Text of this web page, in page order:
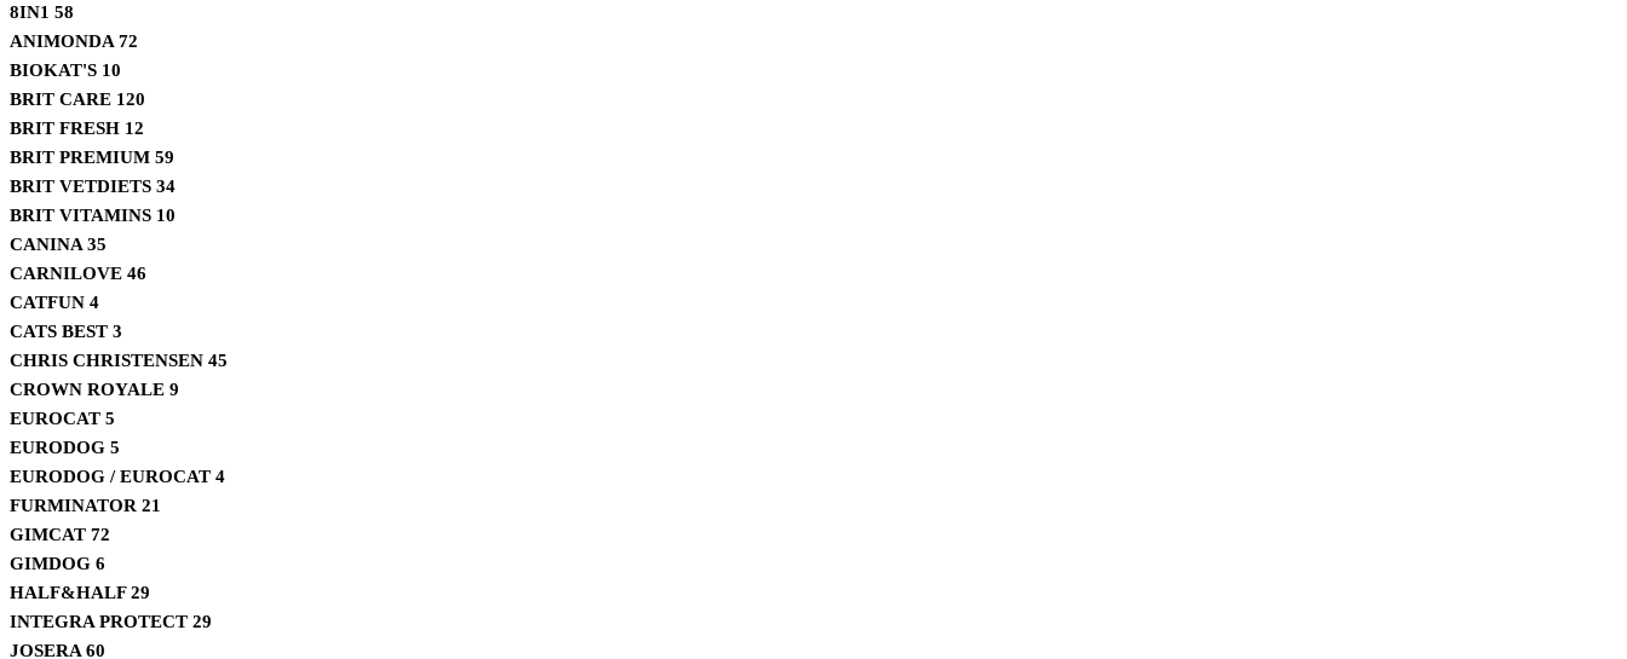
8IN1 58
ANIMONDA72
BIOKAT'S 10
BRIT CARE 120
BRIT FRESH 12
BRIT PREMIUM 59
BRIT VETDIETS 34
BRIT VITAMINS 10
CANINA35
CARNILOVE 46
CATFUN 4
CATS BEST 3
CHRIS CHRISTENSEN 45
CROWN ROYALE 9
EUROCAT 5
EURODOG 5
EURODOG / EUROCAT 4
FURMINATOR 21
GIMCAT 72
GIMDOG 6
HALF&HALF29
INTEGRA PROTECT 29
JOSERA60